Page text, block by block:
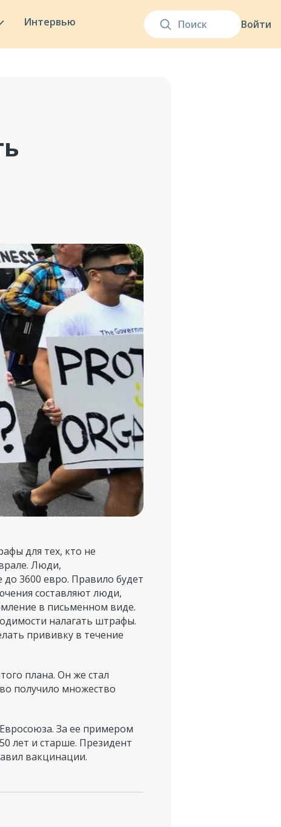
Войти
Интервью
для тех, кто не
Люди,
3600 евро. Правило будет
составляют люди,
в письменном виде.
налагать штрафы.
прививку в течение
плана. Он же стал
получило множество
За ее примером
лет и старше. Президент
вакцинации.